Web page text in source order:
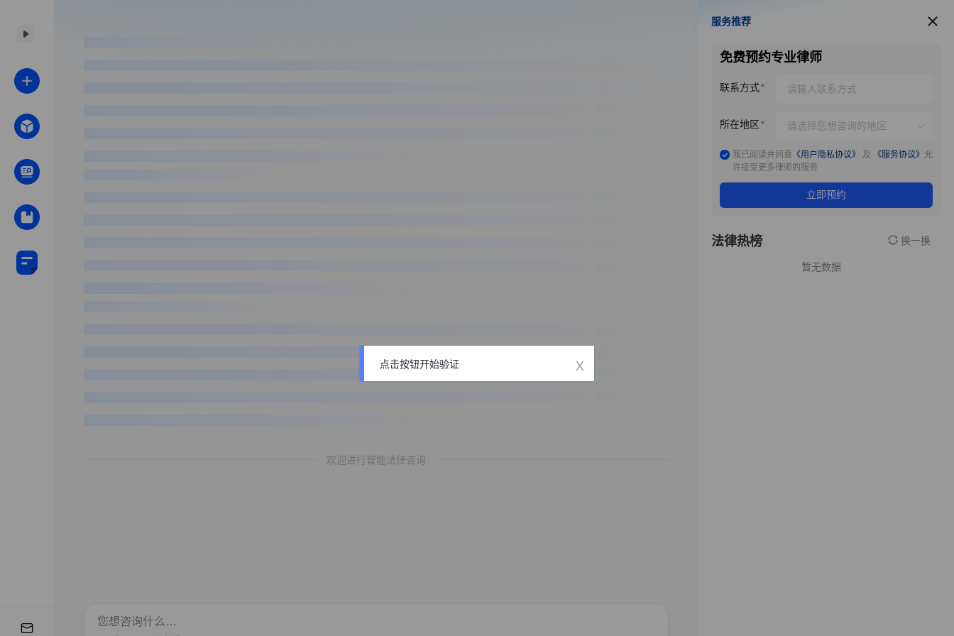
欢迎进行智能法律咨询
服务推荐
服务推荐
免费预约专业律师
联系方式
所在地区
我已阅读并同意 《用户隐私协议》 及 《服务协议》 允
许接受更多律师的服务
立即预约
法律热榜 换一换
暂无数据
点击按钮开始验证 x